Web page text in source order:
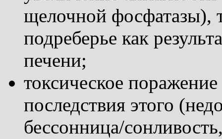
щелочной фосфатазы),
подреберье как
печени;
токсическое
последствия этого
бессонница/